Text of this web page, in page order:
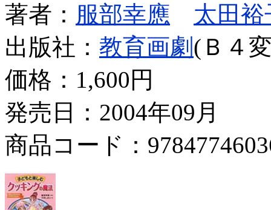
著者： 服部幸應
太田裕
出版社： 教育画劇 (Ｂ４
価格： 1,600円
発売日：2004年09月
商品コード：